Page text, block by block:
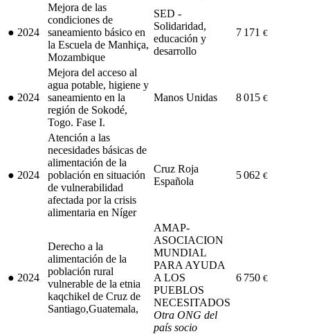
● 2024
Mejora de las
condiciones de
saneamiento básico en
la Escuela de Manhiça,
Mozambique
SED -
Solidaridad,
educación y
desarrollo
7 171 €
● 2024
Mejora del acceso al
agua potable, higiene y
saneamiento en la
región de Sokodé,
Togo. Fase I.
Manos Unidas 8 015 €
● 2024
Atención a las
necesidades básicas de
alimentación de la
población en situación
de vulnerabilidad
afectada por la crisis
alimentaria en Níger
Cruz Roja
Española
5 062 €
● 2024
Derecho a la
alimentación de la
población rural
vulnerable de la etnia
kaqchikel de Cruz de
Santiago,Guatemala,
AMAP-
ASOCIACION
MUNDIAL
PARA AYUDA
A LOS
PUEBLOS
NECESITADOS
Otra ONG del
país socio
6 750 €